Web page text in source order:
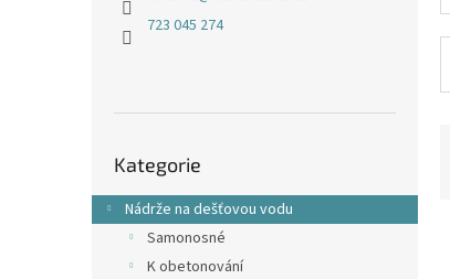
l
723 045 274
kategorie
Kategorie
Nádrže na dešťovou vodu
Samonosné
K obetonování